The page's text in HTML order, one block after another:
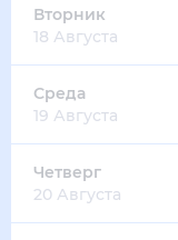
Вторник
18 Августа
Среда
19 Августа
Четверг
20 Августа